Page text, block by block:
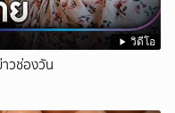
วิดีโอ
วช่องวัน